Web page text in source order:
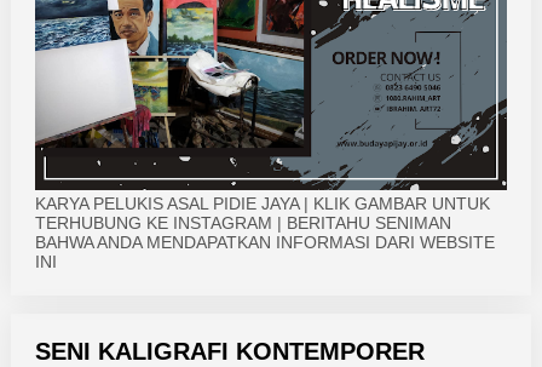
KARYA PELUKIS ASAL PIDIE JAYA | KLIK GAMBAR UNTUK
TERHUBUNG KE INSTAGRAM | BERITAHU SENIMAN
BAHWA ANDA MENDAPATKAN INFORMASI DARI WEBSITE
INI
SENI KALIGRAFI KONTEMPORER